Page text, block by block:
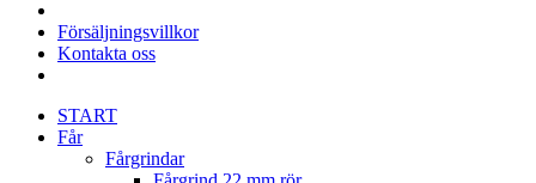
Försäljningsvillkor
Kontakta oss
START
Får
Fårgrindar